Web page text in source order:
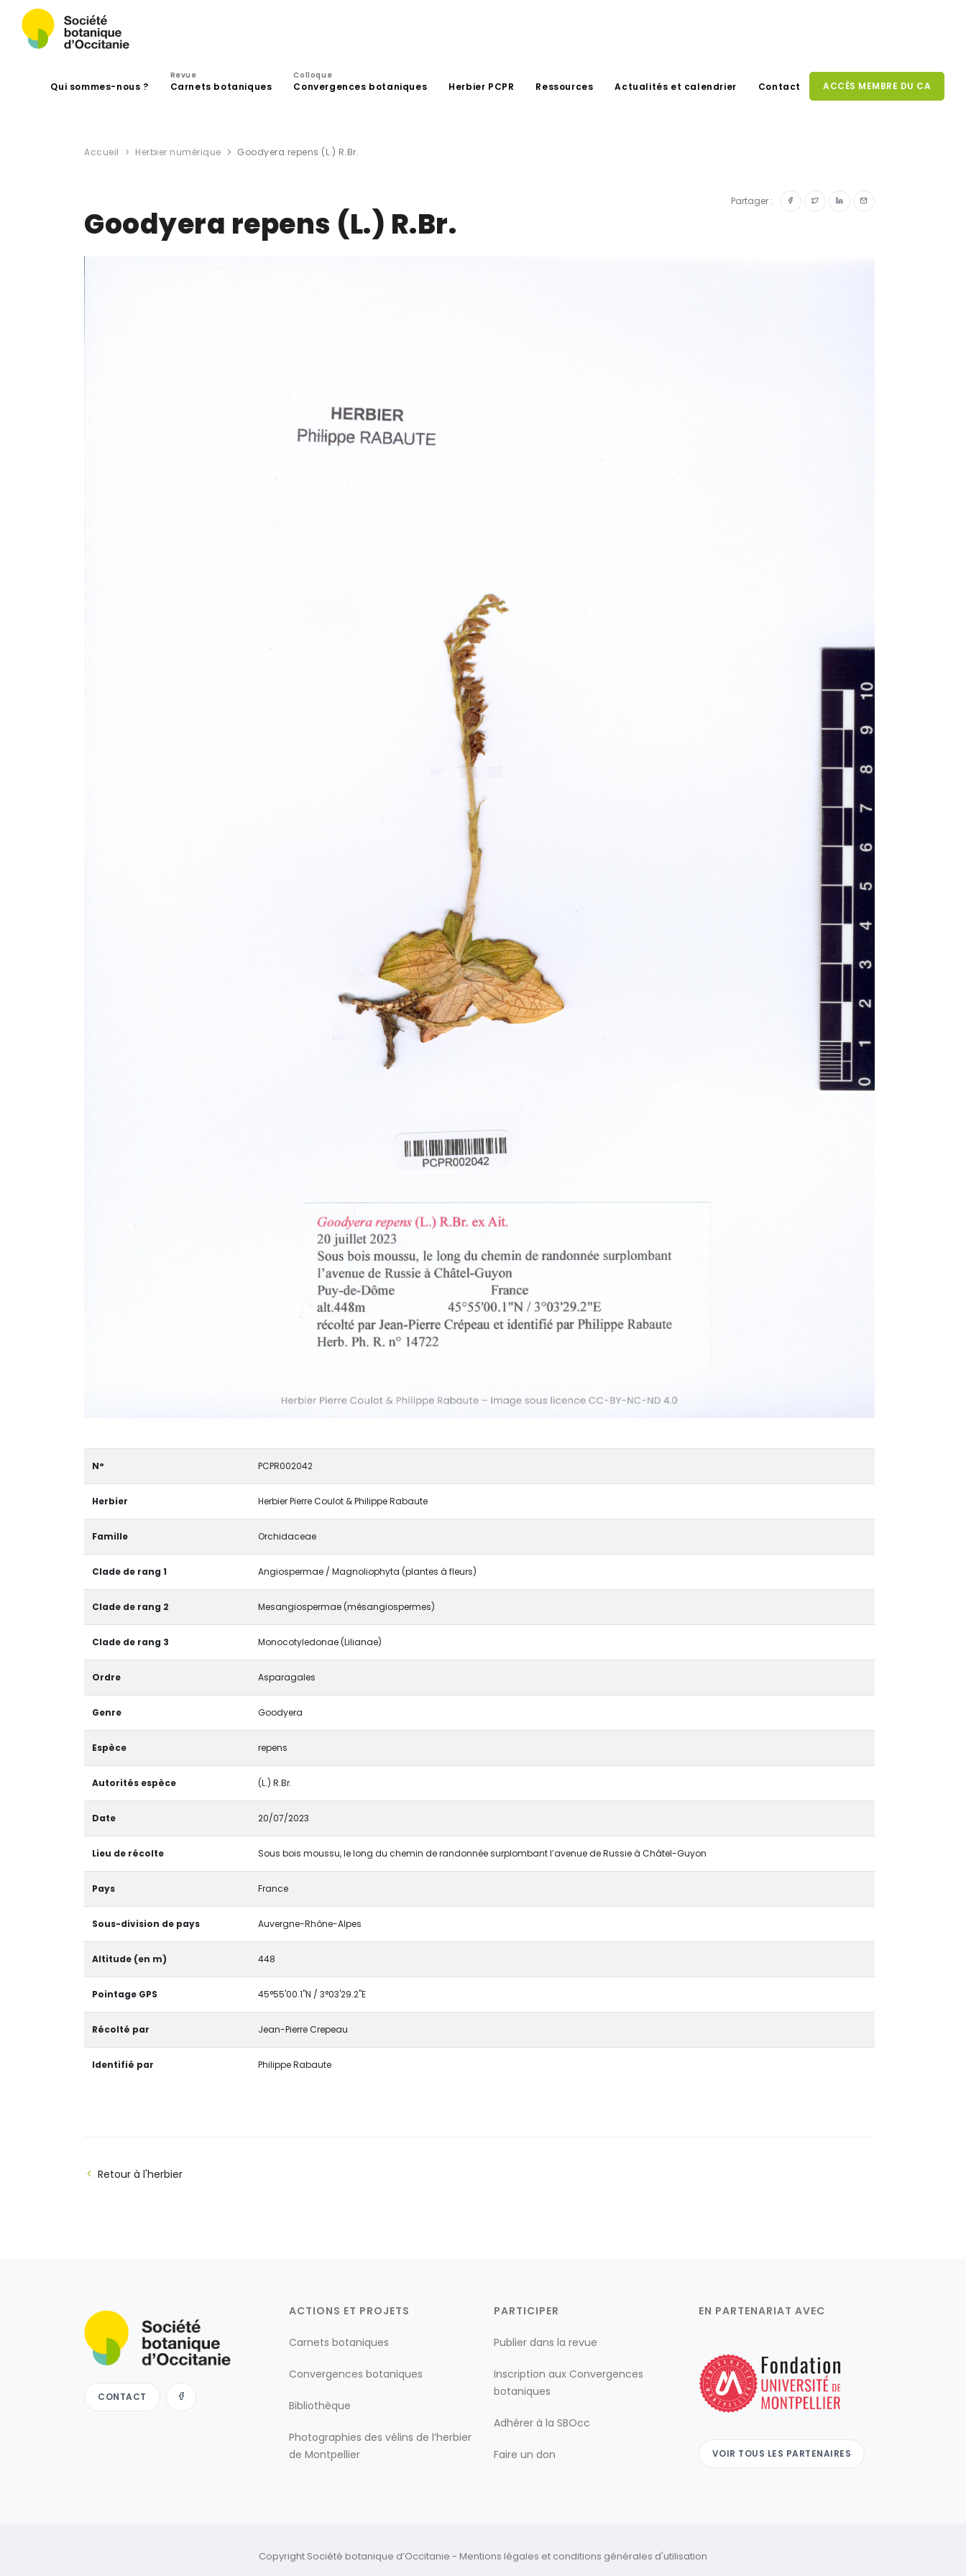
Qui sommes-nous ?
Revue
Carnets botaniques
Colloque
Convergences botaniques Herbier PCPR Ressources Actualités et calendrier Contact ACCÈS MEMBRE DU CA
Accueil Herbier numérique Goodyera repens (L.) R.Br.
Partager :
Goodyera repens (L.) R.Br.
N° PCPR002042
Herbier Herbier Pierre Coulot & Philippe Rabaute
Famille Orchidaceae
Clade de rang 1 Angiospermae / Magnoliophyta (plantes à fleurs)
Clade de rang 2 Mesangiospermae (mésangiospermes)
Clade de rang 3 Monocotyledonae (Lilianae)
Ordre Asparagales
Genre Goodyera
Espèce repens
Autorités espèce (L.) R.Br.
Date 20/07/2023
Lieu de récolte Sous bois moussu, le long du chemin de randonnée surplombant l’avenue de Russie à Châtel-Guyon
Pays France
Sous-division de pays Auvergne-Rhône-Alpes
Altitude (en m) 448
Pointage GPS 45°55'00.1"N / 3°03'29.2"E
Récolté par Jean-Pierre Crepeau
Identifié par Philippe Rabaute
Retour à l'herbier
CONTACT
ACTIONS ET PROJETS
Carnets botaniques
Convergences botaniques
Bibliothèque
Photographies des vélins de l’herbier
de Montpellier
PARTICIPER
Publier dans la revue
Inscription aux Convergences
botaniques
Adhérer à la SBOcc
Faire un don
EN PARTENARIAT AVEC
VOIR TOUS LES PARTENAIRES
Copyright Société botanique d’Occitanie - Mentions légales et conditions générales d'utilisation